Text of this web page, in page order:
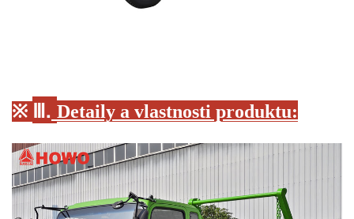
※ Ⅲ. Detaily a vlastnosti produktu: